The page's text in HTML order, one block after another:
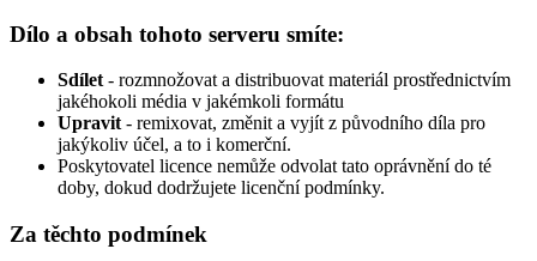
Dílo a obsah tohoto serveru smíte:
Sdílet- rozmnožovat a distribuovat materiál prostřednictvím
jakéhokoli média v jakémkoli formátu
Upravit- remixovat, změnit a vyjít z původního díla pro
jakýkoliv účel, a to i komerční.
Poskytovatel licence nemůže odvolat tato oprávnění do té
doby, dokud dodržujete licenční podmínky.
Za těchto podmínek